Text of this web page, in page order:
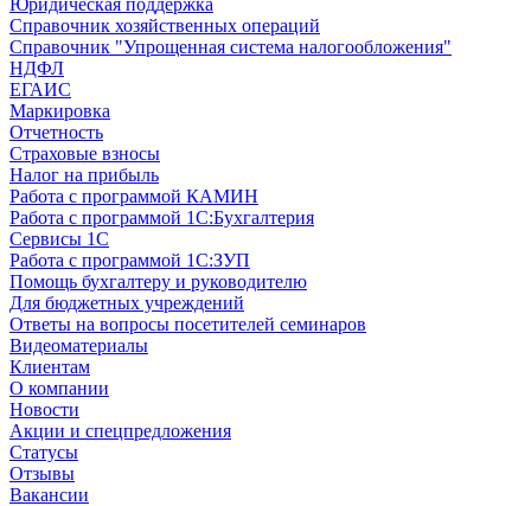
Юридическая поддержка
Справочник хозяйственных операций
Справочник "Упрощенная система налогообложения"
НДФЛ
ЕГАИС
Маркировка
Отчетность
Страховые взносы
Налог на прибыль
Работа с программой КАМИН
Работа с программой 1С:Бухгалтерия
Сервисы 1С
Работа с программой 1С:ЗУП
Помощь бухгалтеру и руководителю
Для бюджетных учреждений
Ответы на вопросы посетителей семинаров
Видеоматериалы
Клиентам
О компании
Новости
Акции и спецпредложения
Статусы
Отзывы
Вакансии